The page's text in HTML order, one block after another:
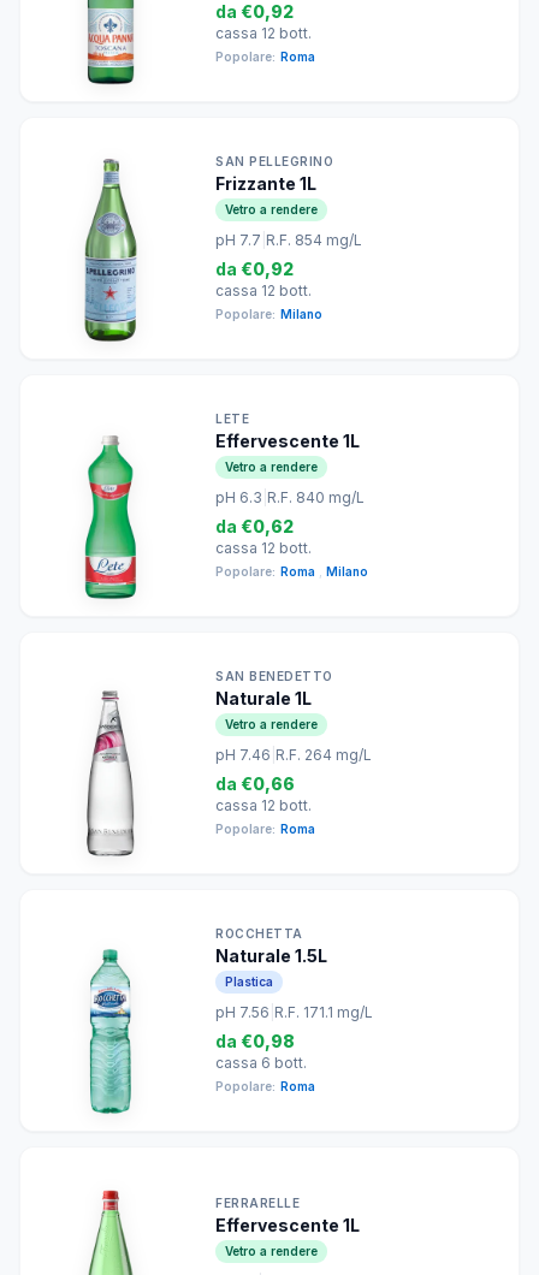
da €0,92
cassa 12 bott.
Popolare: Roma
SAN PELLEGRINO
Frizzante 1L
Vetro a rendere
pH 7.7 R.F. 854 mg/L
da €0,92
cassa 12 bott.
Popolare: Milano
LETE
Effervescente 1L
Vetro a rendere
pH 6.3 R.F. 840 mg/L
da €0,62
cassa 12 bott.
Popolare: Roma Milano
SAN BENEDETTO
Naturale 1L
Vetro a rendere
pH 7.46 R.F. 264 mg/L
da €0,66
cassa 12 bott.
Popolare: Roma
ROCCHETTA
Naturale 1.5L
Plastica
pH 7.56 R.F. 171.1 mg/L
da €0,98
cassa 6 bott.
Popolare: Roma
FERRARELLE
Effervescente 1L
Vetro a rendere